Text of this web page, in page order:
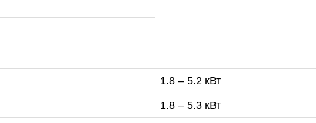
1.8 – 5.2 кВт
1.8 – 5.3 кВт